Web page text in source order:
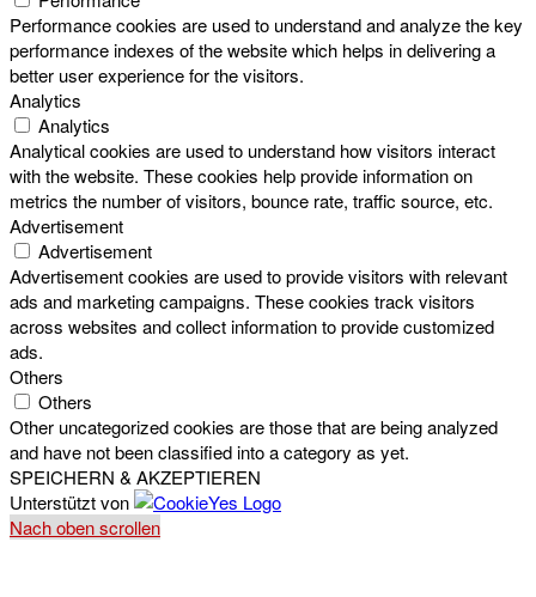
Performance cookies are used to understand and analyze the key
performance indexes of the website which helps in delivering a
better user experience for the visitors.
Analytics
Analytics
Analytical cookies are used to understand how visitors interact
with the website. These cookies help provide information on
metrics the number of visitors, bounce rate, traffic source, etc.
Advertisement
Advertisement
Advertisement cookies are used to provide visitors with relevant
ads and marketing campaigns. These cookies track visitors
across websites and collect information to provide customized
ads.
Others
Others
Other uncategorized cookies are those that are being analyzed
and have not been classified into a category as yet.
SPEICHERN & AKZEPTIEREN
Unterstützt von
Nach oben scrollen